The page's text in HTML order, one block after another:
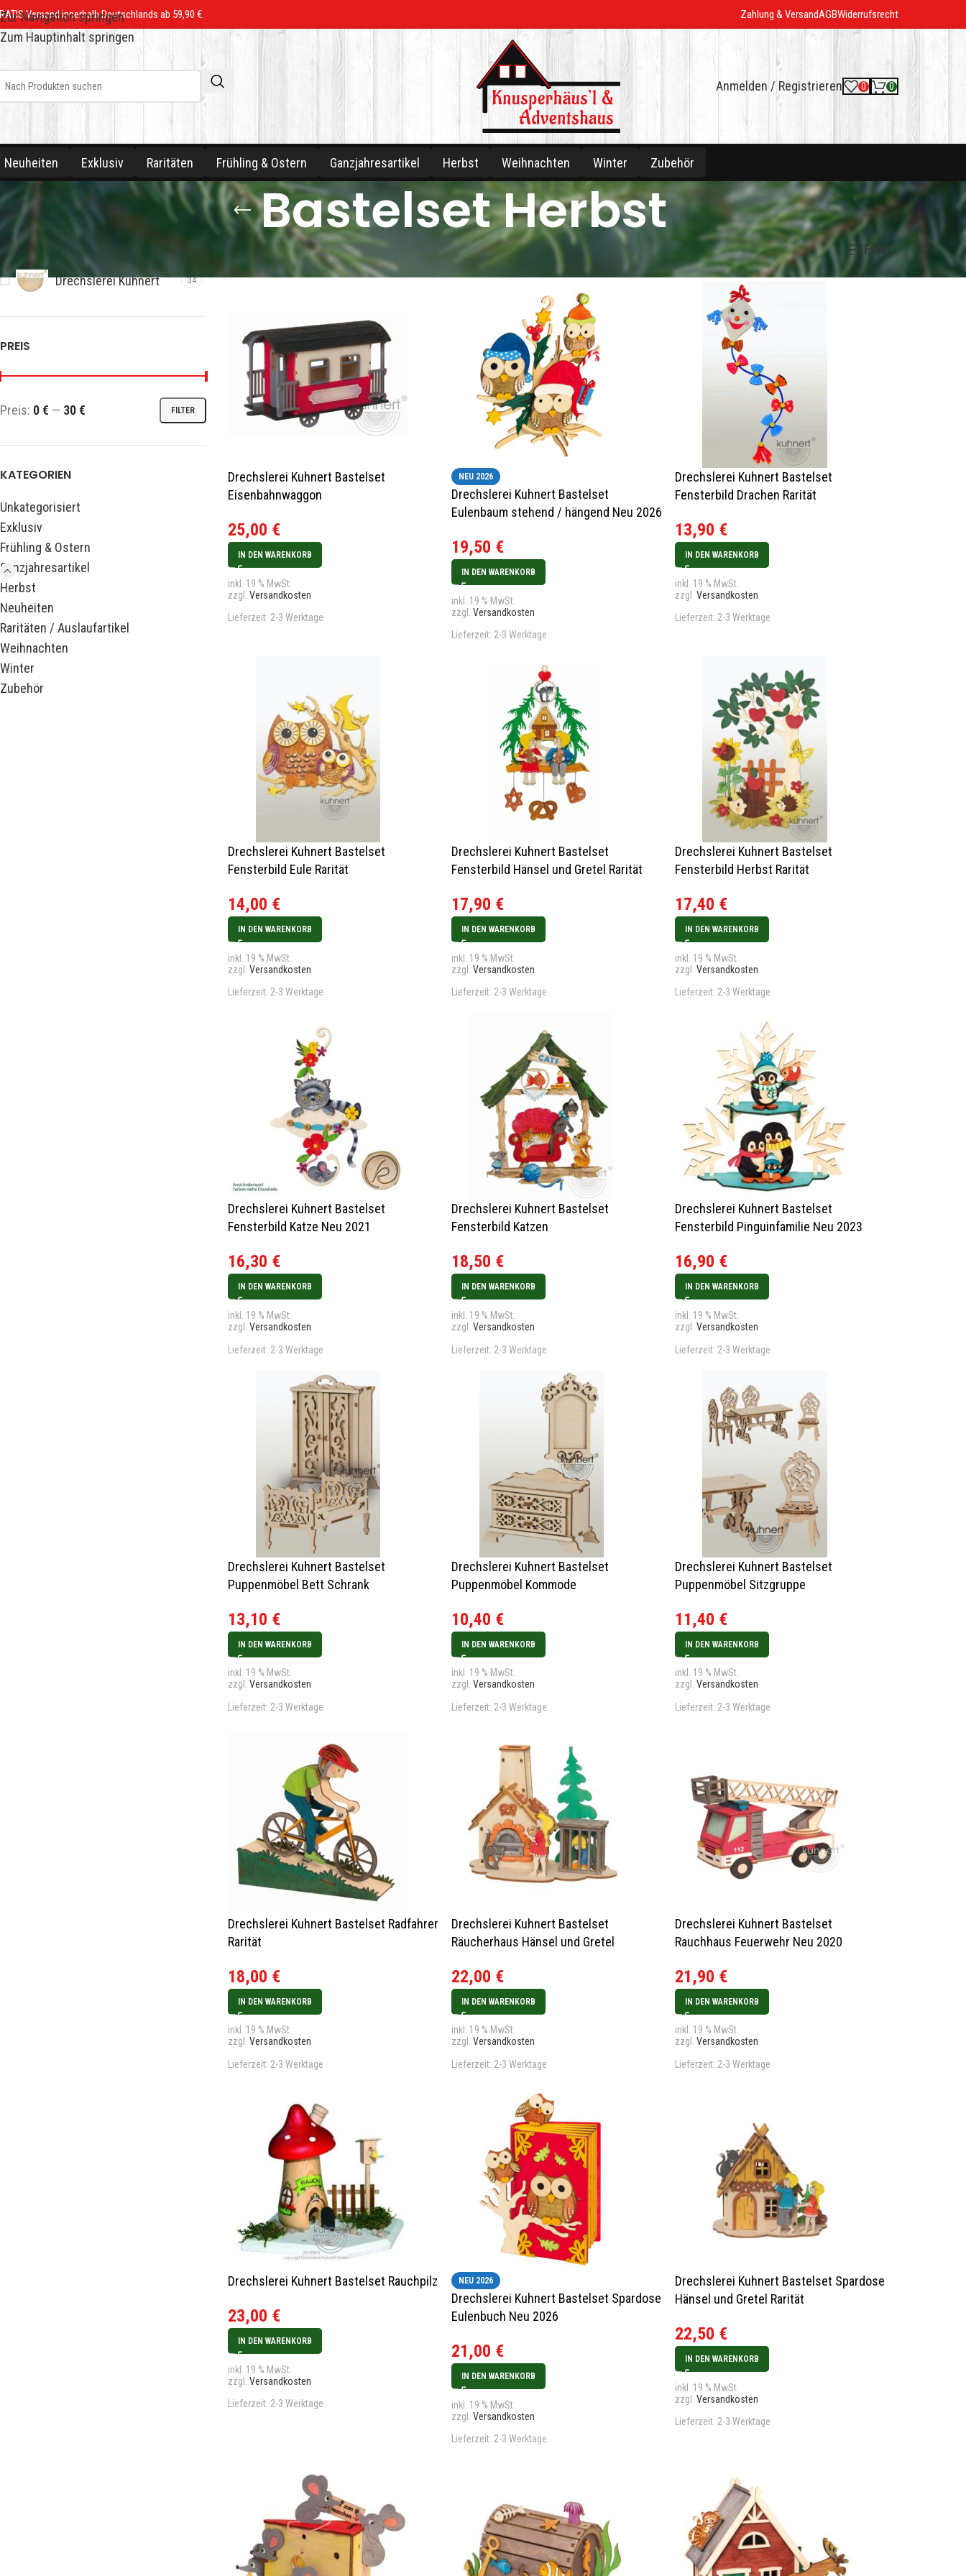
Zur Navigation springen
Zum Hauptinhalt springen
Versand innerhalb Deutschlands ab 59,90 €. Zahlung & VersandAGBWiderrufsrecht
Anmelden / Registrieren 0 0
Neuheiten Exklusiv Raritäten Frühling & Ostern Ganzjahresartikel Herbst Weihnachten Winter Zubehör
Bastelset Herbst
MARKE
Drechslerei Kuhnert 34
PREIS
FILTER
Preis: 0 € — 30 €
KATEGORIEN
Unkategorisiert
Exklusiv
Frühling & Ostern
Ganzjahresartikel
Herbst
Neuheiten
Raritäten / Auslaufartikel
Weihnachten
Winter
Zubehör
Ganzjahresartikel Bastelset Herbst Filter
Drechslerei Kuhnert Bastelset
Eisenbahnwaggon
25,00 €
IN DEN WARENKORB
inkl. 19 % MwSt.
zzgl.Versandkosten
Lieferzeit: 2-3 Werktage
NEU 2026
Drechslerei Kuhnert Bastelset
Eulenbaum stehend / hängend Neu 2026
19,50 €
IN DEN WARENKORB
inkl. 19 % MwSt.
zzgl.Versandkosten
Lieferzeit: 2-3 Werktage
Drechslerei Kuhnert Bastelset
Fensterbild Drachen Rarität
13,90 €
IN DEN WARENKORB
inkl. 19 % MwSt.
zzgl.Versandkosten
Lieferzeit: 2-3 Werktage
Drechslerei Kuhnert Bastelset
Fensterbild Eule Rarität
14,00 €
IN DEN WARENKORB
inkl. 19 % MwSt.
zzgl.Versandkosten
Lieferzeit: 2-3 Werktage
Drechslerei Kuhnert Bastelset
Fensterbild Hänsel und Gretel Rarität
17,90 €
IN DEN WARENKORB
inkl. 19 % MwSt.
zzgl.Versandkosten
Lieferzeit: 2-3 Werktage
Drechslerei Kuhnert Bastelset
Fensterbild Herbst Rarität
17,40 €
IN DEN WARENKORB
inkl. 19 % MwSt.
zzgl.Versandkosten
Lieferzeit: 2-3 Werktage
Drechslerei Kuhnert Bastelset
Fensterbild Katze Neu 2021
16,30 €
IN DEN WARENKORB
inkl. 19 % MwSt.
zzgl.Versandkosten
Lieferzeit: 2-3 Werktage
Drechslerei Kuhnert Bastelset
Fensterbild Katzen
18,50 €
IN DEN WARENKORB
inkl. 19 % MwSt.
zzgl.Versandkosten
Lieferzeit: 2-3 Werktage
Drechslerei Kuhnert Bastelset
Fensterbild Pinguinfamilie Neu 2023
16,90 €
IN DEN WARENKORB
inkl. 19 % MwSt.
zzgl.Versandkosten
Lieferzeit: 2-3 Werktage
Drechslerei Kuhnert Bastelset
Puppenmöbel Bett Schrank
13,10 €
IN DEN WARENKORB
inkl. 19 % MwSt.
zzgl.Versandkosten
Lieferzeit: 2-3 Werktage
Drechslerei Kuhnert Bastelset
Puppenmöbel Kommode
10,40 €
IN DEN WARENKORB
inkl. 19 % MwSt.
zzgl.Versandkosten
Lieferzeit: 2-3 Werktage
Drechslerei Kuhnert Bastelset
Puppenmöbel Sitzgruppe
11,40 €
IN DEN WARENKORB
inkl. 19 % MwSt.
zzgl.Versandkosten
Lieferzeit: 2-3 Werktage
Drechslerei Kuhnert Bastelset Radfahrer
Rarität
18,00 €
IN DEN WARENKORB
inkl. 19 % MwSt.
zzgl.Versandkosten
Lieferzeit: 2-3 Werktage
Drechslerei Kuhnert Bastelset
Räucherhaus Hänsel und Gretel
22,00 €
IN DEN WARENKORB
inkl. 19 % MwSt.
zzgl.Versandkosten
Lieferzeit: 2-3 Werktage
Drechslerei Kuhnert Bastelset
Rauchhaus Feuerwehr Neu 2020
21,90 €
IN DEN WARENKORB
inkl. 19 % MwSt.
zzgl.Versandkosten
Lieferzeit: 2-3 Werktage
Drechslerei Kuhnert Bastelset Rauchpilz
23,00 €
IN DEN WARENKORB
inkl. 19 % MwSt.
zzgl.Versandkosten
Lieferzeit: 2-3 Werktage
NEU 2026
Drechslerei Kuhnert Bastelset Spardose
Eulenbuch Neu 2026
21,00 €
IN DEN WARENKORB
inkl. 19 % MwSt.
zzgl.Versandkosten
Lieferzeit: 2-3 Werktage
Drechslerei Kuhnert Bastelset Spardose
Hänsel und Gretel Rarität
22,50 €
IN DEN WARENKORB
inkl. 19 % MwSt.
zzgl.Versandkosten
Lieferzeit: 2-3 Werktage